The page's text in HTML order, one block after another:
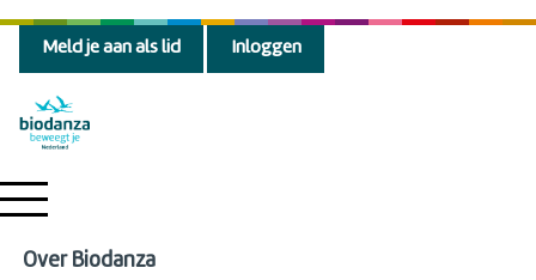
Meld je aan als lid Inloggen
Over Biodanza